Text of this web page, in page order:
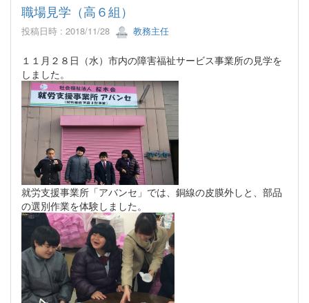
職場見学（高６組）
投稿日時 : 2018/11/28 教務主任
１１月２８日（水）市内の障害福祉サービス事業所の見学を
しました。
就労支援事業所「アバンセ」では、銅線の皮膜外しと、部品
の選別作業を体験しました。